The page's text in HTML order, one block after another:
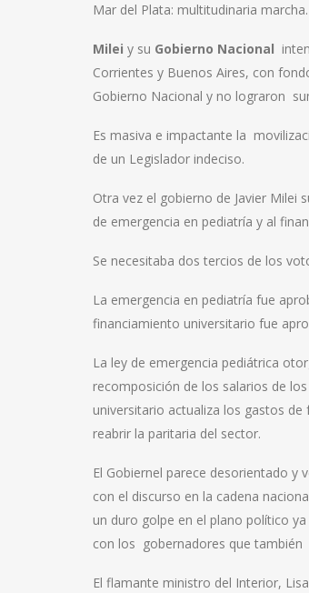
Mar del Plata: multitudinaria marcha.
Milei y su Gobierno Nacional
Corrientes y Buenos Aires, con
Gobierno Nacional y no lograron
Es masiva e impactante la
de un Legislador indeciso.
Otra vez el gobierno de Javier
de emergencia en pediatría y al
Se necesitaba dos tercios de los
La emergencia en pediatría fue
financiamiento universitario fue
La ley de emergencia pediátrica
recomposición de los salarios de
universitario actualiza los gastos
reabrir la paritaria del sector.
El Gobiernel parece desorientado
con el discurso en la cadena
un duro golpe en el plano político
con los gobernadores que también
El flamante ministro del Interior,